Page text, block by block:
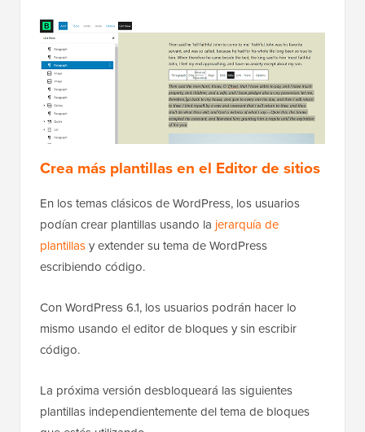
Crea más plantillas en el Editor de sitios
En los temas clásicos de WordPress, los usuarios
podían crear plantillas usando la jerarquía de
plantillasy extender su tema de WordPress
escribiendo código.
Con WordPress 6.1, los usuarios podrán hacer lo
mismo usando el editor de bloques y sin escribir
código.
La próxima versión desbloqueará las siguientes
plantillas independientemente del tema de bloques